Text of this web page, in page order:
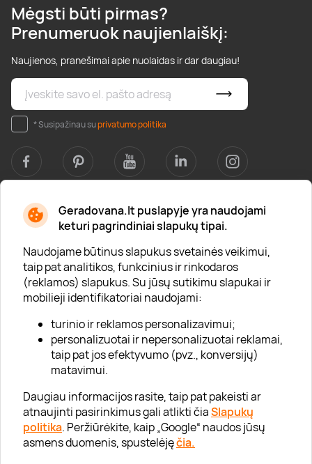
Geradovana.lt puslapyje yra naudojami
keturi pagrindiniai slapukų tipai.
Naudojame būtinus slapukus svetainės veikimui,
taip pat analitikos, funkcinius ir rinkodaros
(reklamos) slapukus. Su jūsų sutikimu slapukai ir
mobilieji identifikatoriai naudojami:
turinio ir reklamos personalizavimui;
personalizuotai ir nepersonalizuotai reklamai,
taip pat jos efektyvumo (pvz., konversijų)
matavimui.
Daugiau informacijos rasite, taip pat pakeisti ar
atnaujinti pasirinkimus gali atlikti čiaSlapukų
politika. Peržiūrėkite, kaip „Google“ naudos jūsų
asmens duomenis, spustelėjęčia.
Mėgsti būti pirmas?
Prenumeruok naujienlaiškį:
Naujienos, pranešimai apie nuolaidas ir dar daugiau!
* Susipažinau suprivatumo politika
Apie mus
Apie „Gera Dovana“
Lojalumo klubas
Karjera
Visi partneriai
Kontaktai
Tinklaraštis
Informacija